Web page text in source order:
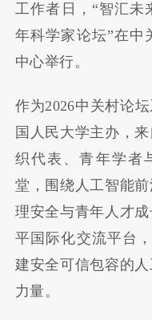
工作者日，“智汇
年科学家论坛”在中
中心举行。
作为2026中关村论
国人民大学主办，
织代表、青年学者
堂，围绕人工智能
理安全与青年人才
平国际化交流平台
建安全可信包容的
力量。